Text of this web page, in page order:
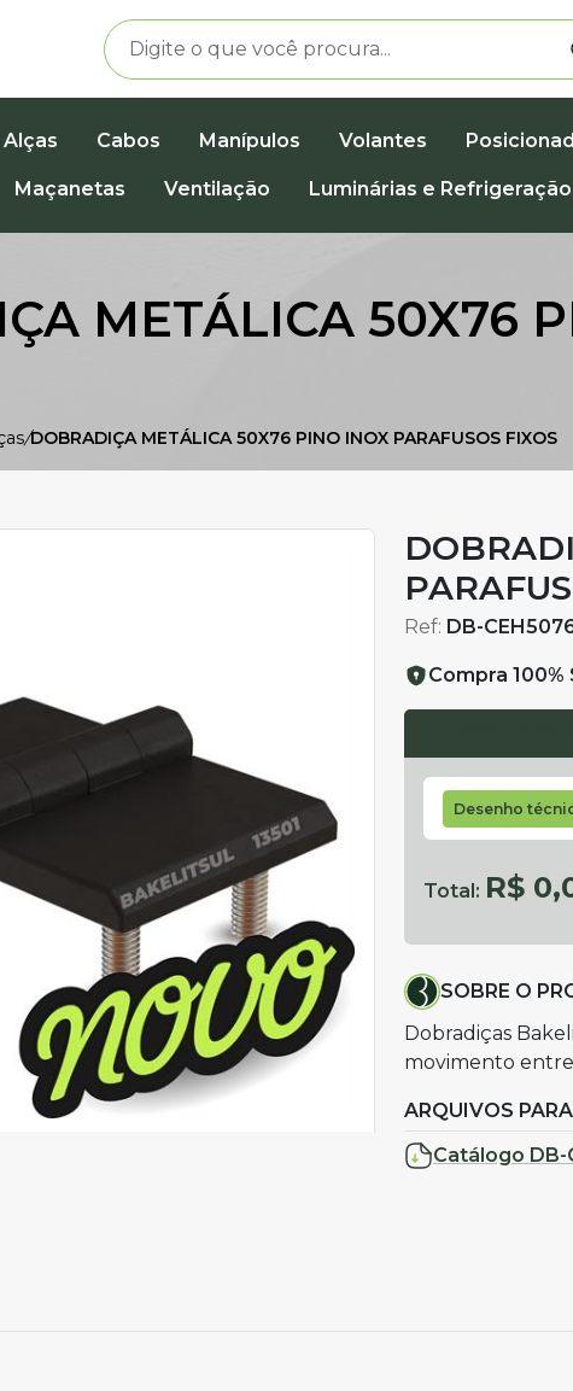
Alças Cabos Manípulos Volantes
Maçanetas Ventilação Luminárias e Refrigeração
METÁLICA 50X76
/DOBRADIÇA METÁLICA 50X76 PINO INOX PARAFUSOS FIXOS
Ref: DB-
Compra 100%
Desenho
Total: R$
SOBRE O
Dobradiças
movimento entre
ARQUIVOS
Catálogo DB-